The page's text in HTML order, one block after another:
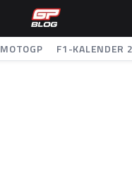
MOTOGP F1-KALENDER